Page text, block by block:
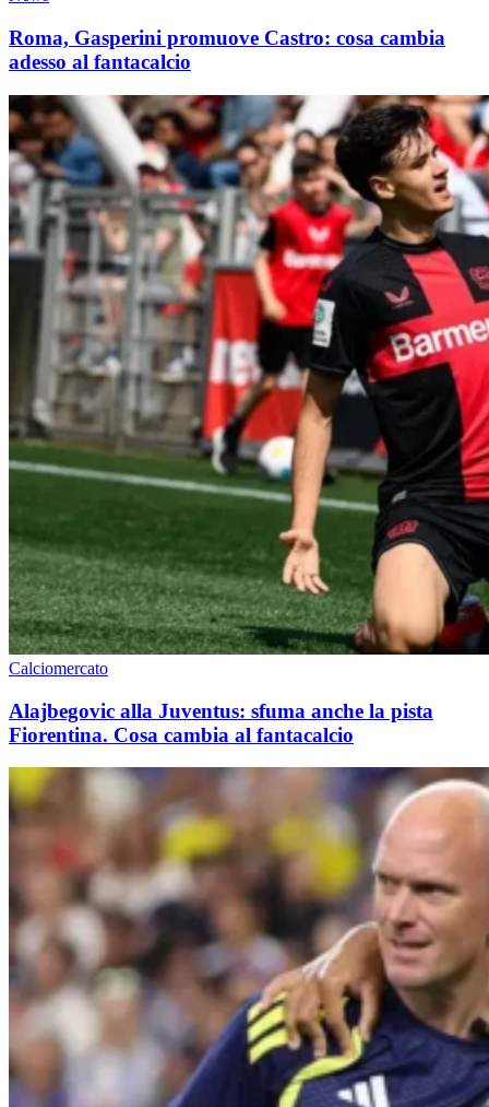
Roma, Gasperini promuove Castro: cosa cambia
adesso al fantacalcio
Calciomercato
Alajbegovic alla Juventus: sfuma anche la pista
Fiorentina. Cosa cambia al fantacalcio